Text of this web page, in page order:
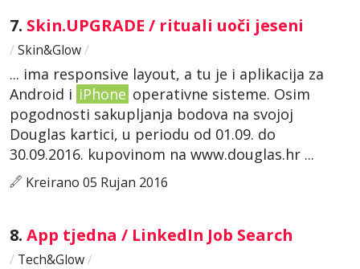
7. Skin.UPGRADE / rituali uoči jeseni
/ Skin&Glow/
... ima responsive layout, a tu je i aplikacija za
Android i iPhone operativne sisteme. Osim
pogodnosti sakupljanja bodova na svojoj
Douglas kartici, u periodu od 01.09. do
30.09.2016. kupovinom na www.douglas.hr ...
Kreirano 05 Rujan 2016
8. App tjedna / LinkedIn Job Search
/ Tech&Glow/